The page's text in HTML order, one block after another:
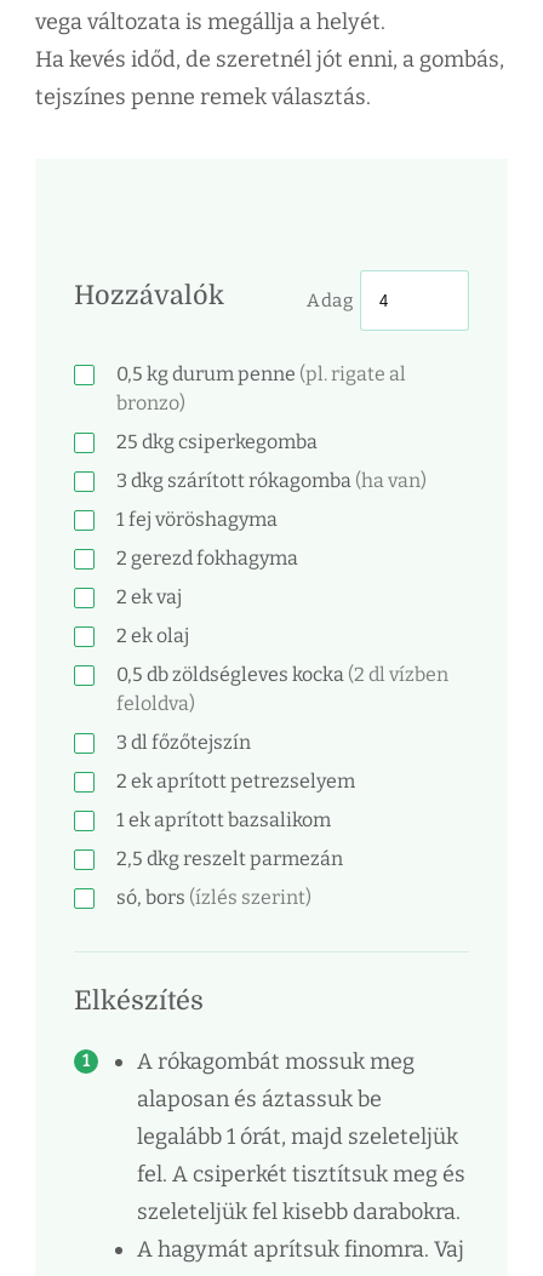
vega változata is megállja a helyét.
Ha kevés időd, de szeretnél jót enni, a gombás,
tejszínes penne remek választás.
Hozzávalók Adag
0,5 kgdurum penne (pl. rigate al
bronzo)
25 dkgcsiperkegomba
3 dkg szárított rókagomba (ha van)
1fej vöröshagyma
2 gerezdfokhagyma
2 ekvaj
2 ekolaj
0,5 dbzöldségleves kocka (2 dl vízben
feloldva)
3 dl főzőtejszín
2 ekaprított petrezselyem
1ekaprított bazsalikom
2,5 dkgreszelt parmezán
só, bors (ízlés szerint)
Elkészítés
A rókagombát mossuk meg
alaposan és áztassuk be
legalább 1 órát, majd szeleteljük
fel. A csiperkét tisztítsuk meg és
szeleteljük fel kisebb darabokra.
A hagymát aprítsuk finomra. Vaj